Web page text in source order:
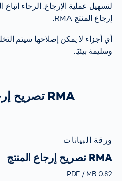
لتسهيل عملية الإرجاع. الرجاء
إرجاع المنتج RMA.
أي أجزاء لا يمكن إصلاحها سيتم
وسليمة بيئيًا.
RMA تصريح إرجاع المنتج
ورقة البيانات
RMA تصريح إرجاع المنتج
Größe
0.82 MB
Typ
PDF